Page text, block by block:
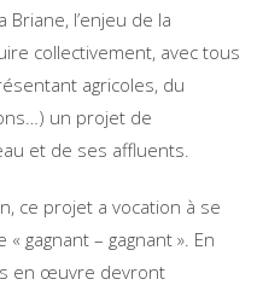
l’enjeu de la
collectivement, avec tous
agricoles, du
un projet de
et de ses affluents.
ce projet a vocation à se
gagnant – gagnant ». En
en œuvre devront